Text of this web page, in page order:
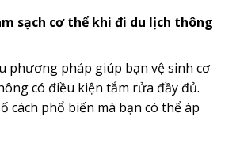
sạch cơ thể khi đi du lịch thông
phương pháp giúp bạn vệ sinh cơ
có điều kiện tắm rửa đầy đủ.
cách phổ biến mà bạn có thể áp